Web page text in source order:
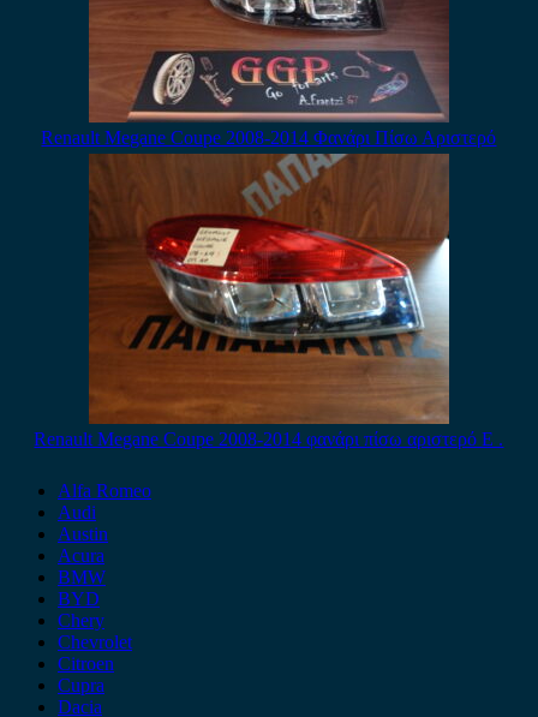
Renault Megane Coupe 2008-2014 Φανάρι Πίσω Αριστερό
Renault Megane Coupe 2008-2014 φανάρι πίσω αριστερό E .
Alfa Romeo
Audi
Austin
Acura
BMW
BYD
Chery
Chevrolet
Citroen
Cupra
Dacia